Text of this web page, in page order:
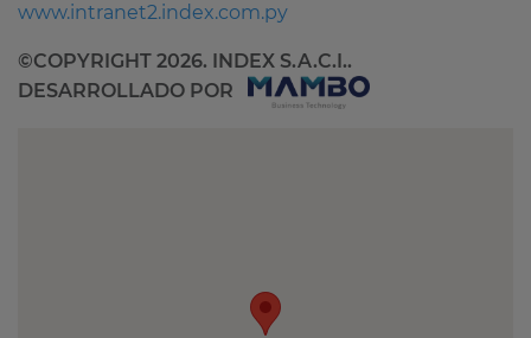
www.intranet2.index.com.py
©COPYRIGHT 2026. INDEX S.A.C.I..
DESARROLLADO POR